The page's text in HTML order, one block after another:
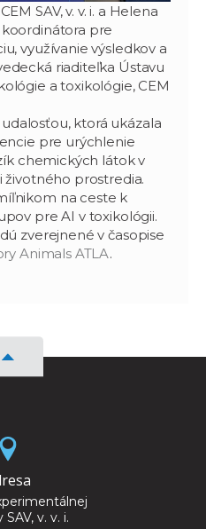
SAV, v. v. i. a Helena
pre
využívanie výsledkov a
riaditeľka Ústavu
a toxikológie, CEM
ktorá ukázala
pre urýchlenie
chemických látok v
prostredia.
na ceste k
pre AI v toxikológii.
zverejnené v časopise
Animals ATLA.
v. v. i.